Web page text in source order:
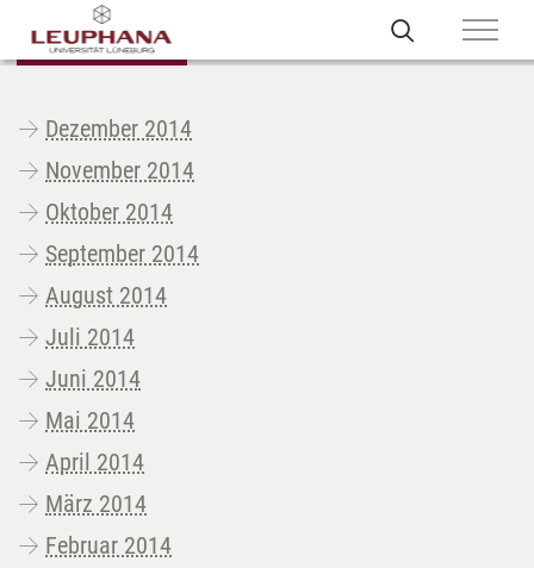
Dezember 2014
November 2014
Oktober 2014
September 2014
August 2014
Juli 2014
Juni 2014
Mai 2014
April 2014
März 2014
Februar 2014